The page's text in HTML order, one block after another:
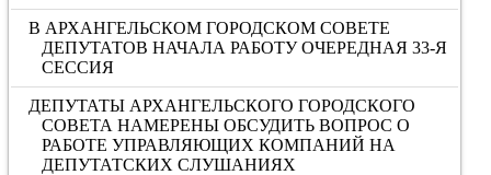
В АРХАНГЕЛЬСКОМ ГОРОДСКОМ СОВЕТЕ
ДЕПУТАТОВ НАЧАЛА РАБОТУ ОЧЕРЕДНАЯ 33-Я
СЕССИЯ
ДЕПУТАТЫ АРХАНГЕЛЬСКОГО ГОРОДСКОГО
СОВЕТА НАМЕРЕНЫ ОБСУДИТЬ ВОПРОС О
РАБОТЕ УПРАВЛЯЮЩИХ КОМПАНИЙ НА
ДЕПУТАТСКИХ СЛУШАНИЯХ